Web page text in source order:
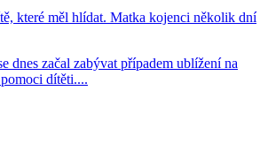
které měl hlídat. Matka kojenci několik dní
dnes začal zabývat případem ublížení na
dítěti....